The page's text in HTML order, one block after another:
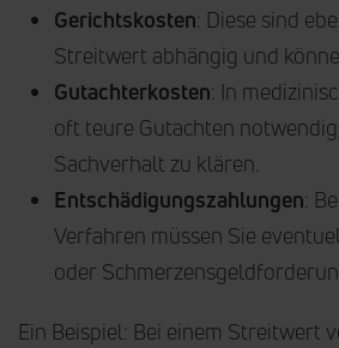
Gerichtskosten: Diese sind
Streitwert abhängig und
Gutachterkosten: In
oft teure Gutachten
Sachverhalt zu klären.
Entschädigungszahlungen:
Verfahren müssen Sie
oder
Ein Beispiel: Bei einem Streitwert